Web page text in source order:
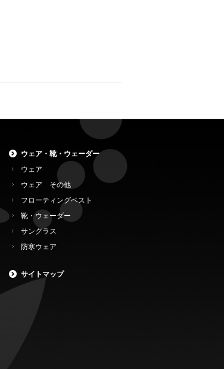
ウェア・靴・ウェーダー
ウェア
ウェア その他
フローティングベスト
靴・ウェーダー
サングラス
防寒ウェア
サイトマップ